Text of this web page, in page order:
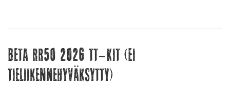
Beta RR50 2026 TT-Kit (Ei
tieliikennehyväksytty)